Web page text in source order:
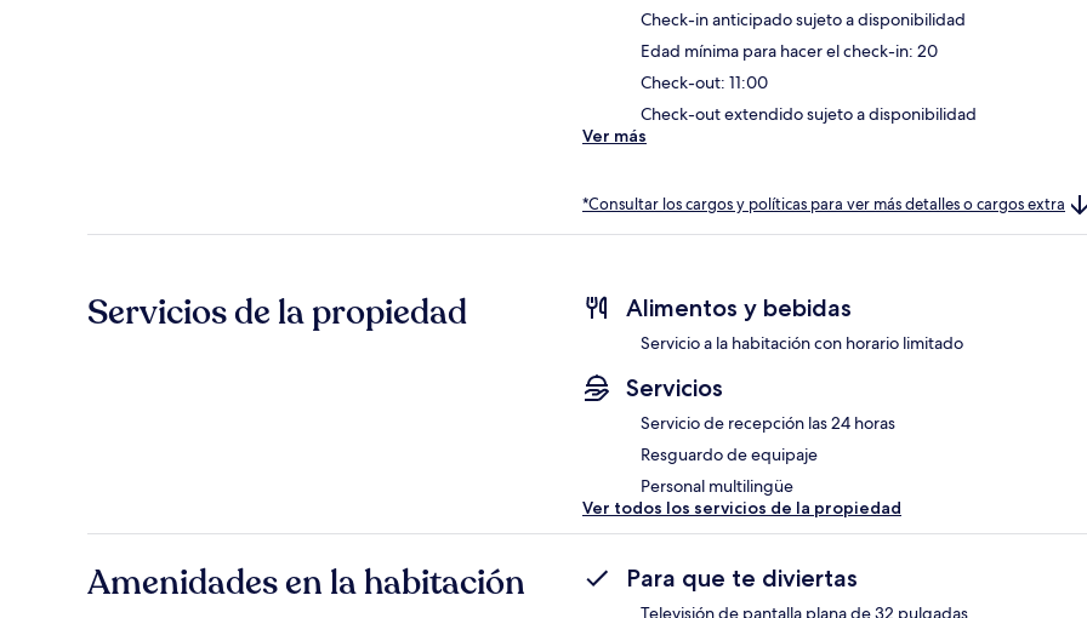
Check-in anticipado sujeto a disponibilidad
Edad mínima para hacer el check-in: 20
Check-out: 11:00
Check-out extendido sujeto a disponibilidad
Ver más
*Consultar los cargos y políticas para ver más detalles o cargos extra
Servicios de la propiedad Alimentos y bebidas
Servicio a la habitación con horario limitado
Servicios
Servicio de recepción las 24 horas
Resguardo de equipaje
Personal multilingüe
Ver todos los servicios de la propiedad
Amenidades en la habitación Para que te diviertas
Televisión de pantalla plana de 32 pulgadas